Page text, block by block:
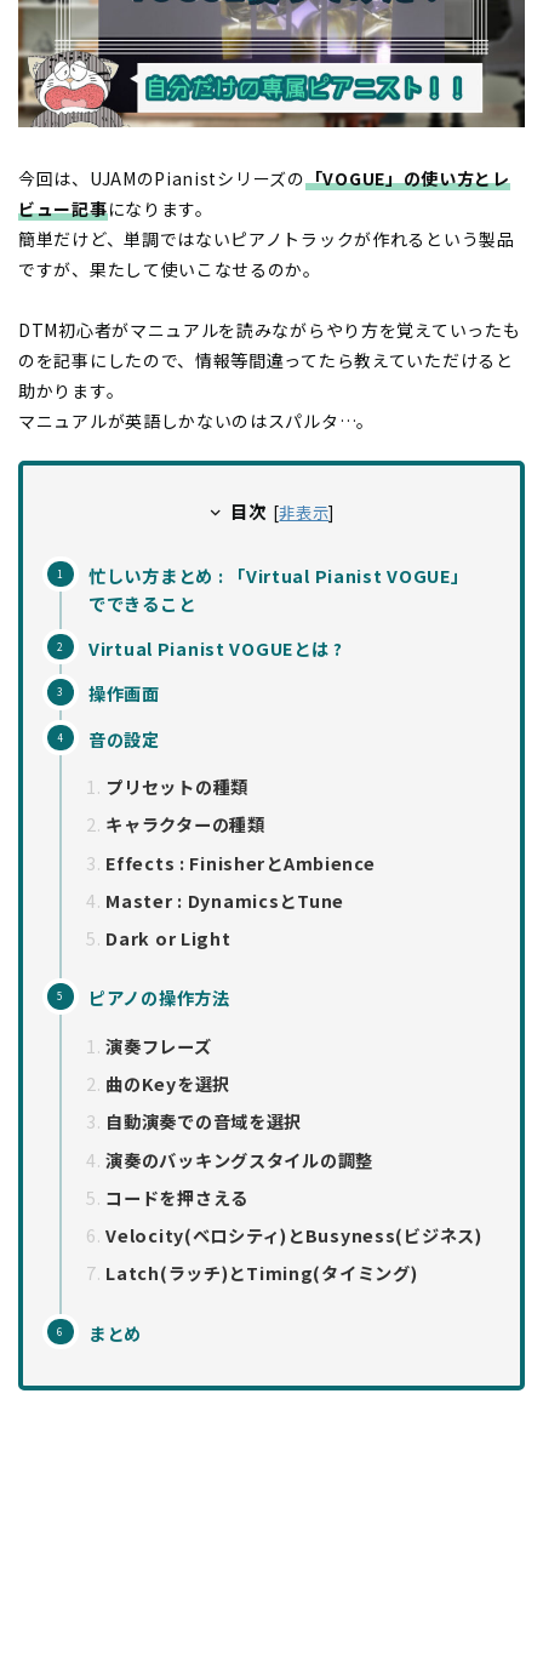
今回は、UJAMのPianistシリーズの「VOGUE」の使い方とレ
ビュー記事になります。
簡単だけど、単調ではないピアノトラックが作れるという製品
ですが、果たして使いこなせるのか。
DTM初心者がマニュアルを読みながらやり方を覚えていったも
のを記事にしたので、情報等間違ってたら教えていただけると
助かります。
マニュアルが英語しかないのはスパルタ…。
目次 [非表示]
忙しい方まとめ : 「Virtual Pianist VOGUE」
でできること
Virtual Pianist VOGUEとは ?
操作画面
音の設定
プリセットの種類
キャラクターの種類
Effects : FinisherとAmbience
Master : DynamicsとTune
Dark or Light
ピアノの操作方法
演奏フレーズ
曲のKeyを選択
自動演奏での音域を選択
演奏のバッキングスタイルの調整
コードを押さえる
Velocity(ベロシティ)とBusyness(ビジネス)
Latch(ラッチ)とTiming(タイミング)
まとめ